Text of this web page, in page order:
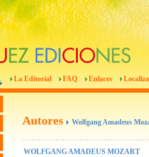
La Editorial FAQ Enlaces
Autores Wolfgang Amadeus
WOLFGANG AMADEUS MOZART